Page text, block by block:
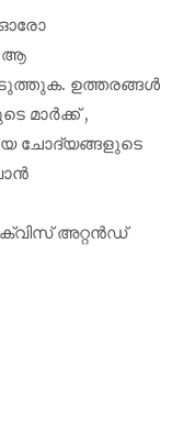
ഓരോ
ആ
ഉത്തരങ്ങൾ
മാർക്ക് ,
ചോദ്യങ്ങളുടെ
ക്വിസ് അറ്റൻഡ്